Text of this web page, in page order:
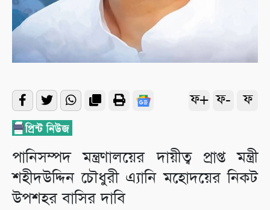
ফ+ ফ- ফ
পানিসম্পদ মন্ত্রণালয়ের দায়ীত্ব প্রাপ্ত মন্ত্রী
শহীদউদ্দিন চৌধুরী এ্যানি মহোদয়ের নিকট
উপশহর বাসির দাবি